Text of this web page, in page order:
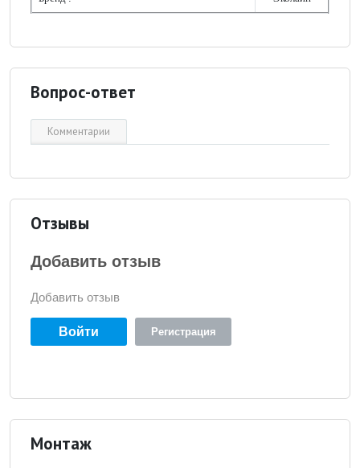
Вопрос-ответ
Комментарии
Отзывы
Добавить отзыв
Добавить отзыв
Войти Регистрация
Монтаж